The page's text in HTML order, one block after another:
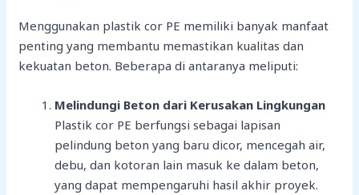
Menggunakan plastik cor PE memiliki banyak manfaat
penting yang membantu memastikan kualitas dan
kekuatan beton. Beberapa di antaranya meliputi:
Melindungi Beton dari Kerusakan Lingkungan
Plastik cor PE berfungsi sebagai lapisan
pelindung beton yang baru dicor, mencegah air,
debu, dan kotoran lain masuk ke dalam beton,
yang dapat mempengaruhi hasil akhir proyek.